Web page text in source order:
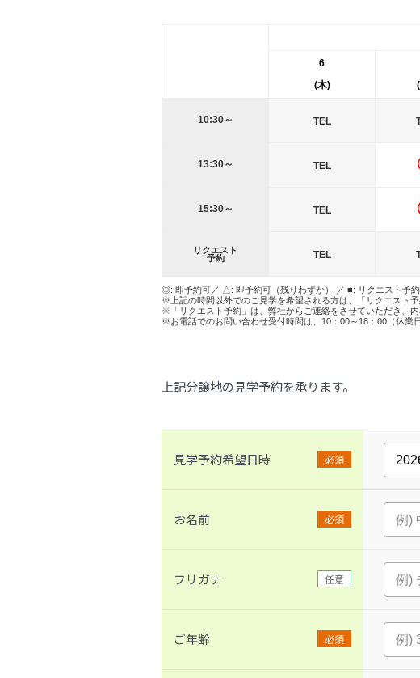
6
(木)
10:30～ TEL
13:30～ TEL
15:30～ TEL
リクエスト
予約
TEL
◎: 即予約可／ △: 即予約可（残りわずか） ／ ■: リクエスト予
※上記の時間以外でのご見学を希望される方は、「リクエスト予
※「リクエスト予約」は、弊社からご連絡をさせていただき、
※お電話でのお問い合わせ受付時間は、10：00～18：00（休業
上記分譲地の見学予約を承ります。
見学予約希望日時 必須
お名前 必須
フリガナ 任意
ご年齢 必須